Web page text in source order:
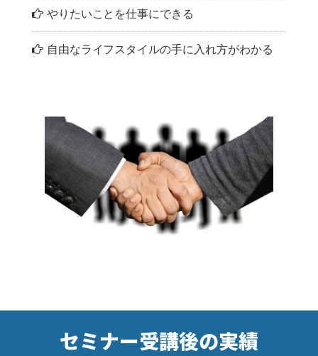
やりたいことを仕事にできる
自由なライフスタイルの手に入れ方がわかる
セミナー受講後の実績